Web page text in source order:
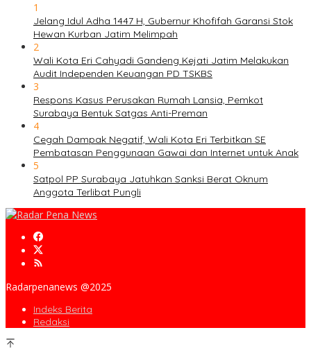
1
Jelang Idul Adha 1447 H, Gubernur Khofifah Garansi Stok
Hewan Kurban Jatim Melimpah
2
Wali Kota Eri Cahyadi Gandeng Kejati Jatim Melakukan
Audit Independen Keuangan PD TSKBS
3
Respons Kasus Perusakan Rumah Lansia, Pemkot
Surabaya Bentuk Satgas Anti-Preman
4
Cegah Dampak Negatif, Wali Kota Eri Terbitkan SE
Pembatasan Penggunaan Gawai dan Internet untuk Anak
5
Satpol PP Surabaya Jatuhkan Sanksi Berat Oknum
Anggota Terlibat Pungli
Radarpenanews @2025
Indeks Berita
Redaksi